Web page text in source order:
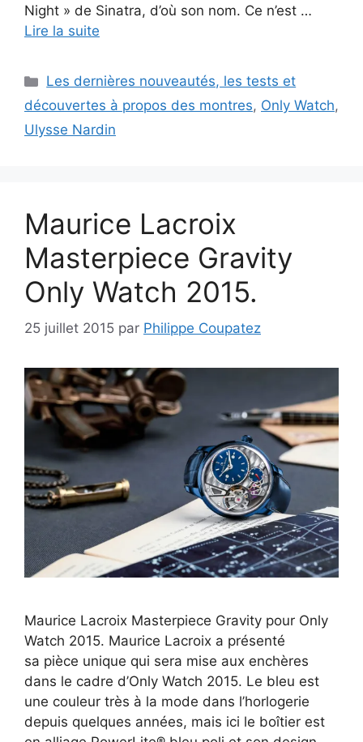
Night » de Sinatra, d’où son nom. Ce n’est …
Lire la suite
Catégories
Les dernières nouveautés, les tests et
découvertes à propos des montres, Only Watch,
Ulysse Nardin
Maurice Lacroix
Masterpiece Gravity
Only Watch 2015.
25 juillet 2015 par Philippe Coupatez
Maurice Lacroix Masterpiece Gravity pour Only
Watch 2015. Maurice Lacroix a présenté
sa pièce unique qui sera mise aux enchères
dans le cadre d’Only Watch 2015. Le bleu est
une couleur très à la mode dans l’horlogerie
depuis quelques années, mais ici le boîtier est